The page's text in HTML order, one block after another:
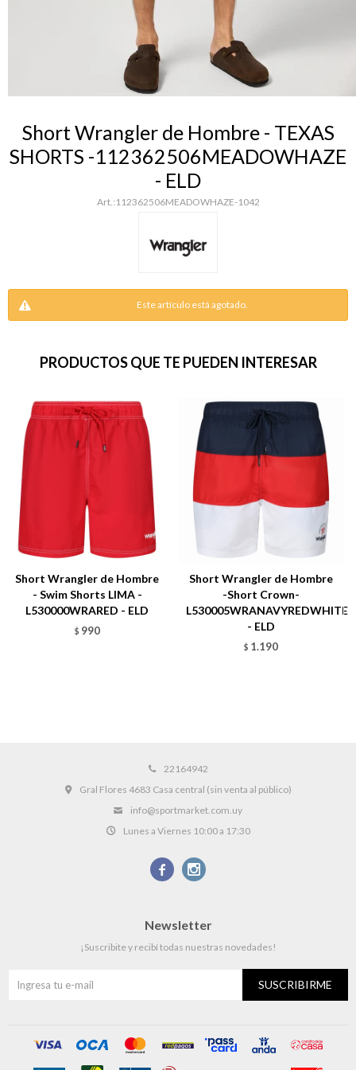
Short Wrangler de Hombre - TEXAS
SHORTS -112362506MEADOWHAZE
- ELD
112362506MEADOWHAZE-1042
Este artículo está agotado.
PRODUCTOS QUE TE PUEDEN INTERESAR
Short Wrangler de Hombre
- Swim Shorts LIMA -
L530000WRARED - ELD
$ 990
Short Wrangler de Hombre
-Short Crown-
L530005WRANAVYREDWHITE
- ELD
$ 1.190
22164942
Gral Flores 4683 Casa central (sin venta al público)
info@sportmarket.com.uy
Lunes a Viernes 10:00 a 17:30
 
Newsletter
¡Suscribite y recibí todas nuestras novedades!
SUSCRIBIRME